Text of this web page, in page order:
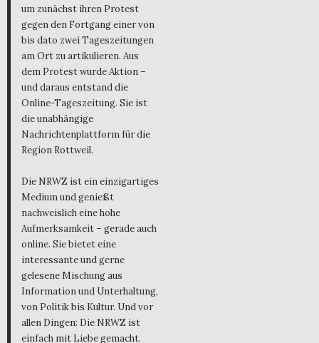
um zunächst ihren Protest
gegen den Fortgang einer von
bis dato zwei Tageszeitungen
am Ort zu artikulieren. Aus
dem Protest wurde Aktion –
und daraus entstand die
Online-Tageszeitung. Sie ist
die unabhängige
Nachrichtenplattform für die
Region Rottweil.
Die NRWZ ist ein einzigartiges
Medium und genießt
nachweislich eine hohe
Aufmerksamkeit – gerade auch
online. Sie bietet eine
interessante und gerne
gelesene Mischung aus
Information und Unterhaltung,
von Politik bis Kultur. Und vor
allen Dingen: Die NRWZ ist
einfach mit Liebe gemacht.